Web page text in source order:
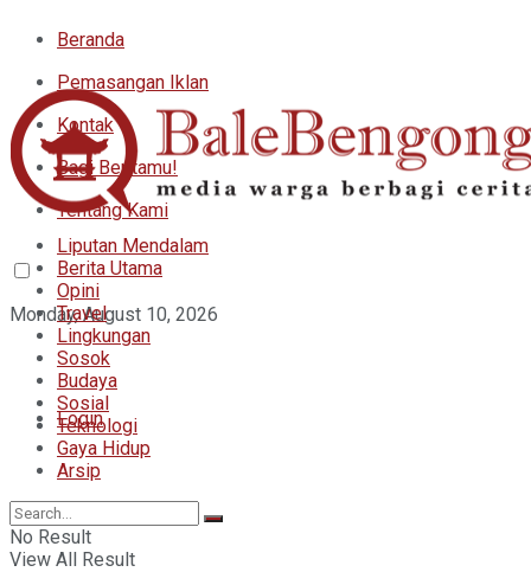
Beranda
Pemasangan Iklan
Kontak
Bagi Beritamu!
Tentang Kami
Monday, August 10, 2026
Login
Liputan Mendalam
Berita Utama
Opini
Travel
Lingkungan
Sosok
Budaya
Sosial
Teknologi
Gaya Hidup
Arsip
No Result
View All Result